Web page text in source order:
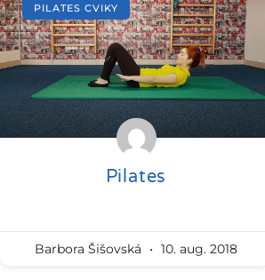
PILATES CVIKY
Pilates
Barbora Šišovská 10. aug. 2018